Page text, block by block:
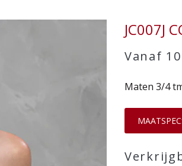
JC007J
Vanaf
Maten 3/4